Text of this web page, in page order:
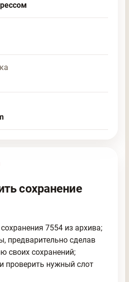
сохранение
7554 из архива;
предварительно сделав
своих сохранений;
проверить нужный слот